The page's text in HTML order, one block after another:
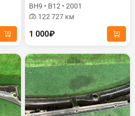
BH9 • B12 • 2001
122 727 км
1 000₽